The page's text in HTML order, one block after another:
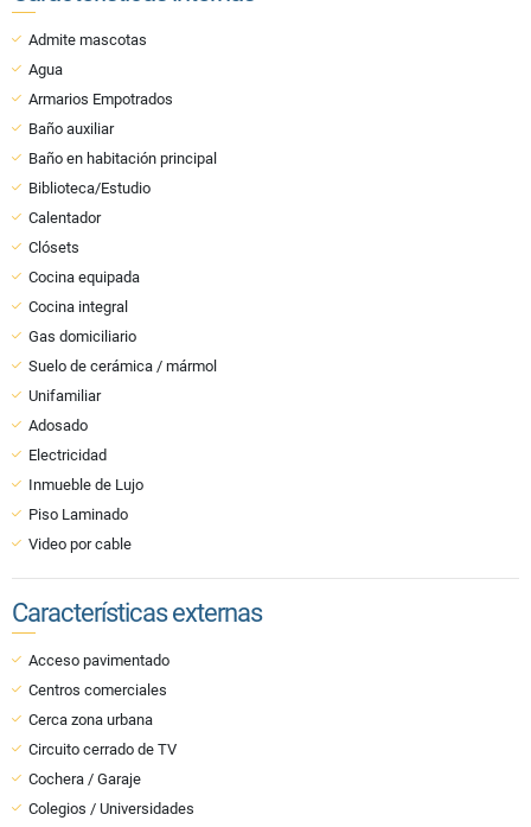
Admite mascotas
Agua
Armarios Empotrados
Baño auxiliar
Baño en habitación principal
Biblioteca/Estudio
Calentador
Clósets
Cocina equipada
Cocina integral
Gas domiciliario
Suelo de cerámica / mármol
Unifamiliar
Adosado
Electricidad
Inmueble de Lujo
Piso Laminado
Video por cable
Características externas
Acceso pavimentado
Centros comerciales
Cerca zona urbana
Circuito cerrado de TV
Cochera / Garaje
Colegios / Universidades